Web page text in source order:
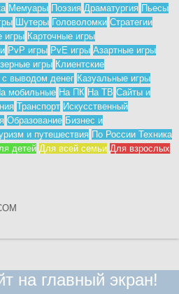
Мемуары Поэзия Драматургия Пьесы
Шутеры Головоломки Стратегии
игры Карточные игры
PvP игры PvE игры Азартные игры
игры Клиентские
с выводом денег Казуальные игры
мобильные На ПК На ТВ Сайты и
Транспорт Искусственный
Образование Бизнес и
и путешествия По России Техника
детей Для всей семьи Для взрослых
на главный экран!